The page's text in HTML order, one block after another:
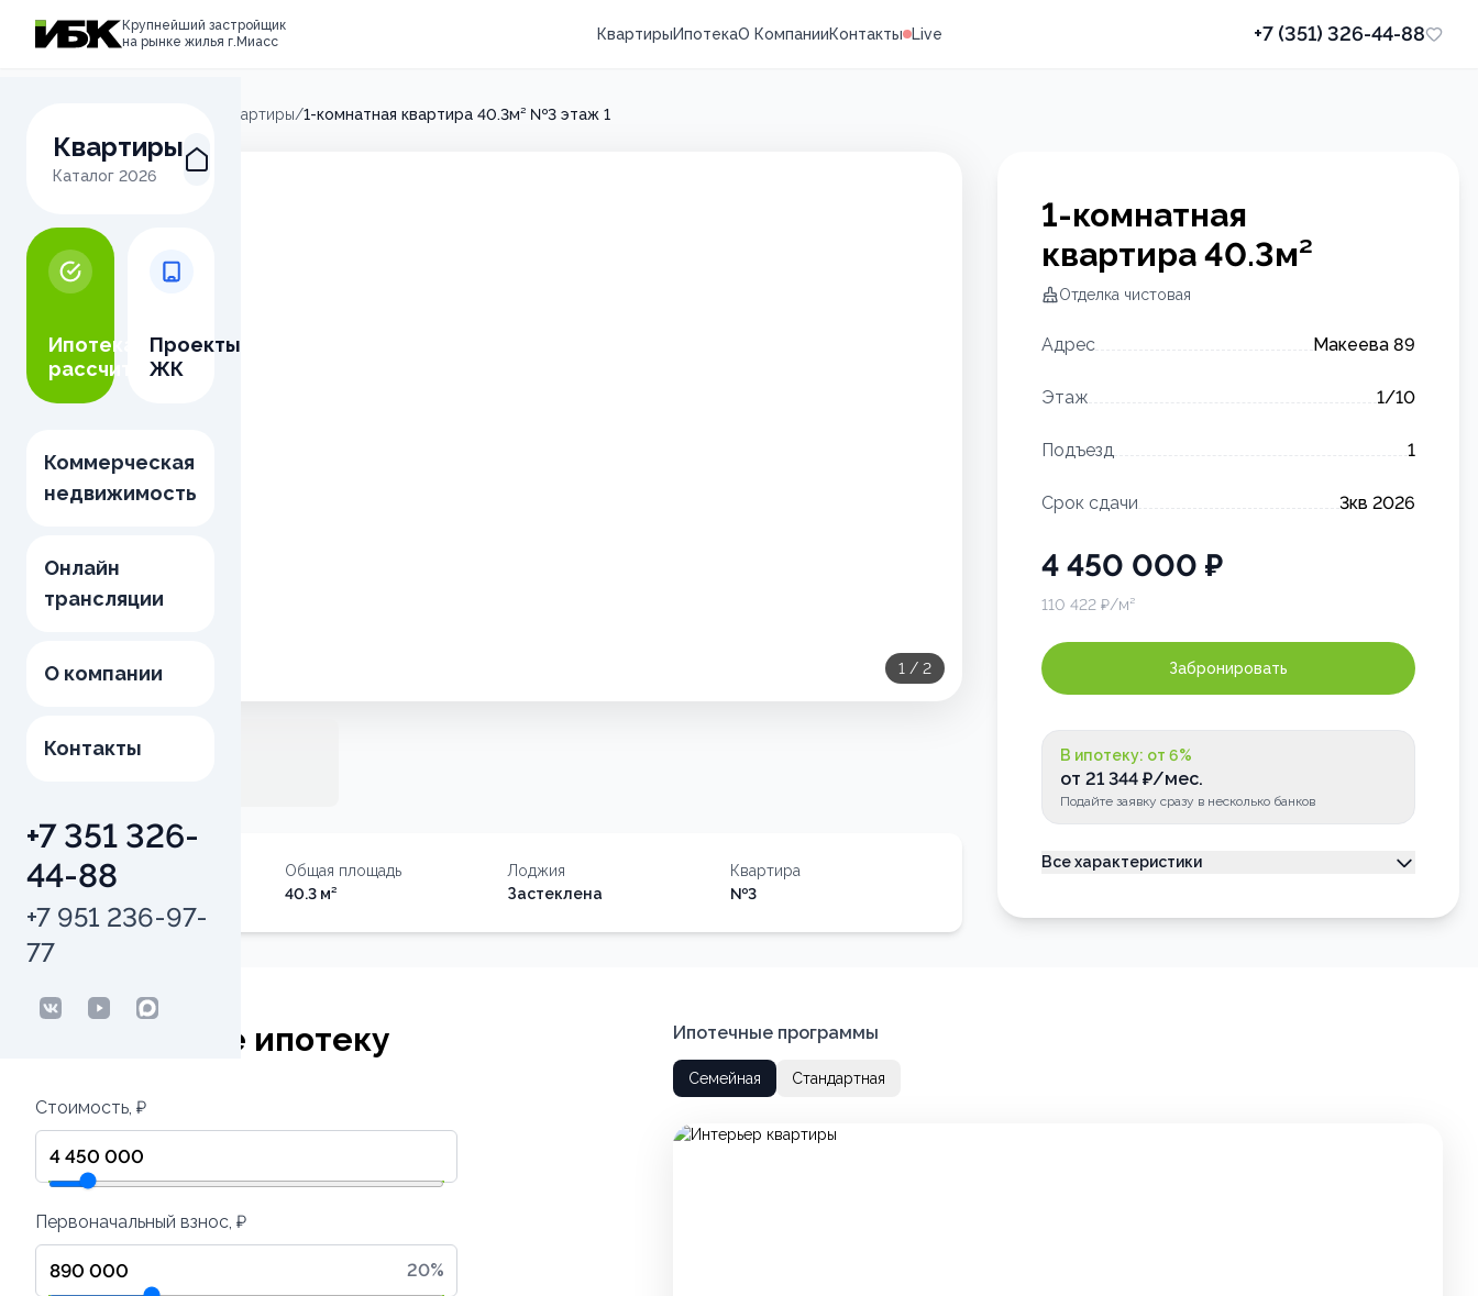
Крупнейший застройщик
на рынке жилья г.Миасс
КвартирыИпотекаО КомпанииКонтакты Live +7 (351) 326-44-88
Квартиры
Каталог 2026
Ипотека
рассчитать
Проекты
ЖК
Коммерческая
недвижимость
Онлайн
трансляции
О компании
Контакты
+7 351 326-
44-88
+7 951 236-97-
77
Квартиры/1-комнатная квартира 40.3м² №3 этаж 1
1 / 2
Тип недвижимости
Квартира
Общая площадь
40.3 м²
Лоджия
Застеклена
Квартира
№3
1-комнатная
квартира 40.3м²
Отделка чистовая
Адрес Макеева 89
Этаж 1/10
Подъезд 1
Срок сдачи 3кв 2026
4 450 000 ₽
110 422₽/м²
Забронировать
В ипотеку: от 6%
от 21 344₽/мес.
Подайте заявку сразу в несколько банков
Все характеристики
Номер квартиры
3
Рассчитайте ипотеку
Стоимость, ₽
Первоначальный взнос, ₽
20%
Ипотечные программы
Семейная Стандартная